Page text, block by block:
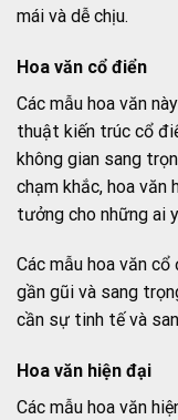
mái và dễ chịu.
Hoa văn cổ điển
Các mẫu hoa văn
thuật kiến trúc cổ
không gian sang
chạm khắc, hoa văn
tưởng cho những ai
Các mẫu hoa văn
gần gũi và sang
cần sự tinh tế và
Hoa văn hiện đại
Các mẫu hoa văn